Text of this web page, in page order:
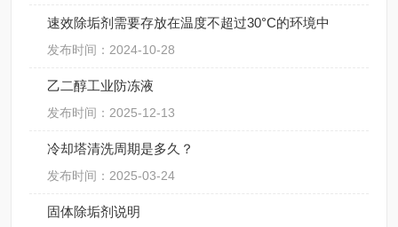
速效除垢剂需要存放在温度不超过30°C的环境中
发布时间：2024-10-28
乙二醇工业防冻液
发布时间：2025-12-13
冷却塔清洗周期是多久？
发布时间：2025-03-24
固体除垢剂说明